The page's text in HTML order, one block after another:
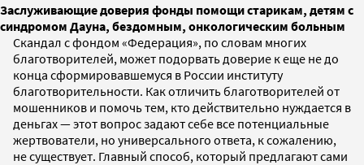
Заслуживающие доверия фонды помощи старикам, детям с
синдромом Дауна, бездомным, онкологическим больным
Скандал с фондом «Федерация», по словам многих
благотворителей, может подорвать доверие к еще не до
конца сформировавшемуся в России институту
благотворительности. Как отличить благотворителей от
мошенников и помочь тем, кто действительно нуждается в
деньгах — этот вопрос задают себе все потенциальные
жертвователи, но универсального ответа, к сожалению,
не существует. Главный способ, который предлагают сами